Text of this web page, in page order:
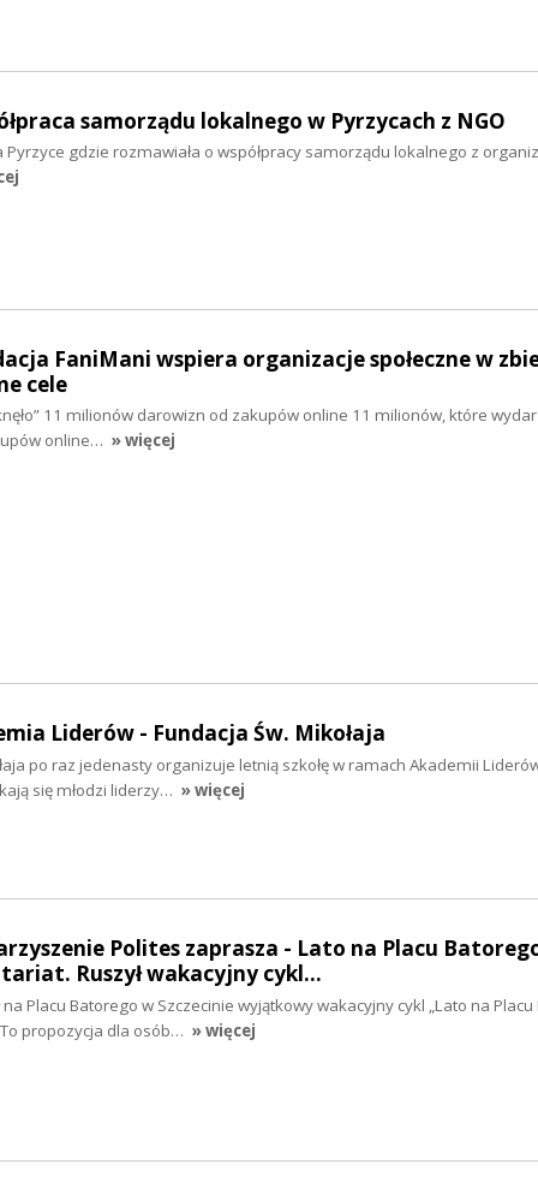
samorządu lokalnego w Pyrzycach z NGO
Pyrzyce gdzie rozmawiała o współpracy samorządu lokalnego z
FaniMani wspiera organizacje społeczne w
cele
11 milionów darowizn od zakupów online 11 milionów, które
online… » więcej
Liderów - Fundacja Św. Mikołaja
po raz jedenasty organizuje letnią szkołę w ramach Akademii
się młodzi liderzy… » więcej
Polites zaprasza - Lato na Placu
Ruszył wakacyjny cykl…
Placu Batorego w Szczecinie wyjątkowy wakacyjny cykl „Lato na
propozycja dla osób… » więcej